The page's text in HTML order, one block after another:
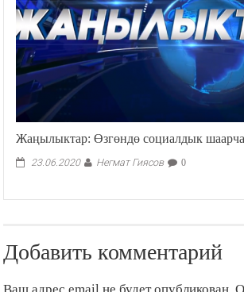
Жаңылыктар: Өзгөндө социалдык
23.06.2020 Негмат Гиясов 0
Добавить комментарий
Ваш адрес email не будет опубликован.